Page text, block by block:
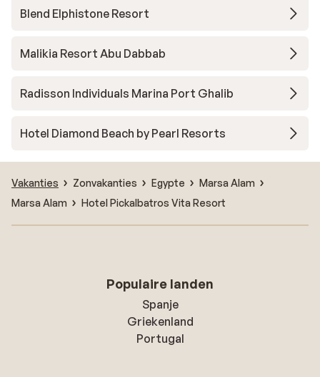
Blend Elphistone Resort
Malikia Resort Abu Dabbab
Radisson Individuals Marina Port Ghalib
Hotel Diamond Beach by Pearl Resorts
Vakanties Zonvakanties Egypte
Marsa Alam
Marsa Alam
Hotel Pickalbatros Vita Resort
Populaire landen
Spanje
Griekenland
Portugal